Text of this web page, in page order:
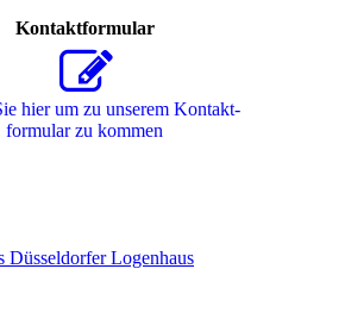
Kontaktformular
hier um zu unserem Kon­takt­
for­mu­lar zu kommen
Düsseldorfer Logenhaus